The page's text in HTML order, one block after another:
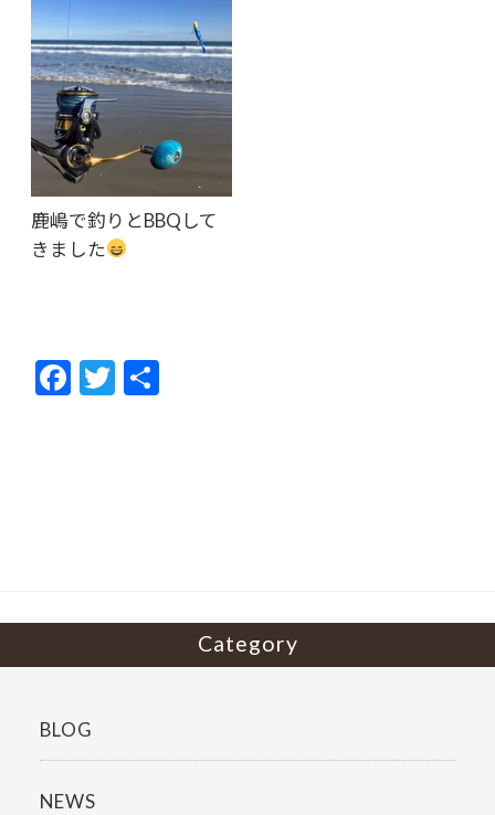
鹿嶋で釣りとBBQして
きました
F
ac
T
w
Category
BLOG
NEWS